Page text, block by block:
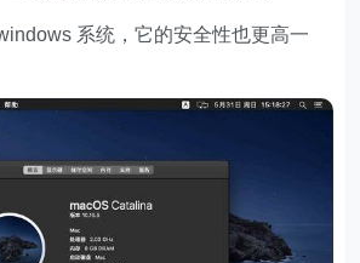
系统，它的安全性也更高一